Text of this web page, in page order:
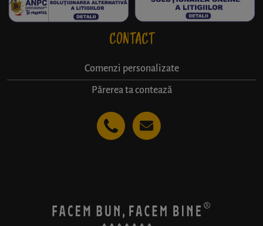
CONTACT
Comenzi personalizate
Părerea ta contează